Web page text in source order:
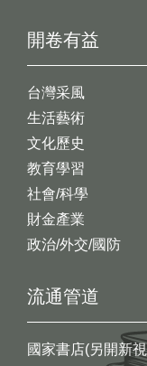
開卷有益
台灣采風
生活藝術
文化歷史
教育學習
社會/科學
財金產業
政治/外交/國防
流通管道
國家書店(另開新